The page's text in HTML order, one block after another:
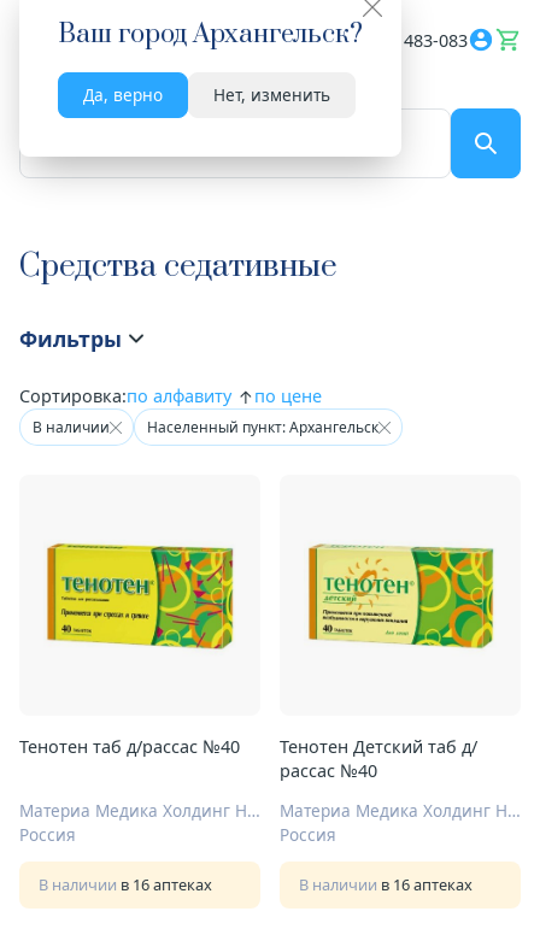
Ваш городАрхангельск?
Да, верно Нет, изменить
Весь сайт 8182 483-083
Средства седативные
Фильтры
Сортировка:по алфавиту по цене
В наличии Населенный пункт: Архангельск
Тенотен таб д/рассас №40
Материа Медика Холдинг НПФ ООО
Россия
В наличии в 16 аптеках
Тенотен Детский таб д/
рассас №40
Материа Медика Холдинг НПФ ООО
Россия
В наличии в 16 аптеках